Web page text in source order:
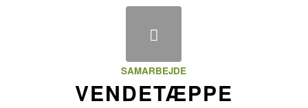
SAMARBEJDE
VENDETÆPPE